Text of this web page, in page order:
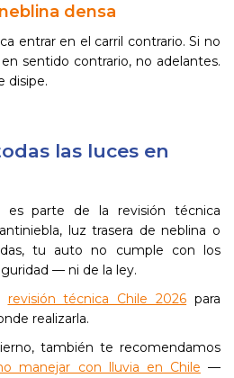
densa
entrar en el carril contrario. Si no
sentido contrario, no adelantes.
disipe.
las luces en
es parte de la revisión técnica
luz trasera de neblina o
tu auto no cumple con los
— ni de la ley.
revisión técnica Chile 2026 para
realizarla.
también te recomendamos
manejar con lluvia en Chile —